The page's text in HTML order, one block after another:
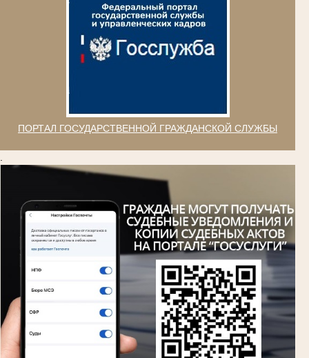
ПОРТАЛ ГОСУДАРСТВЕННОЙ ГРАЖДАНСКОЙ СЛУЖБЫ